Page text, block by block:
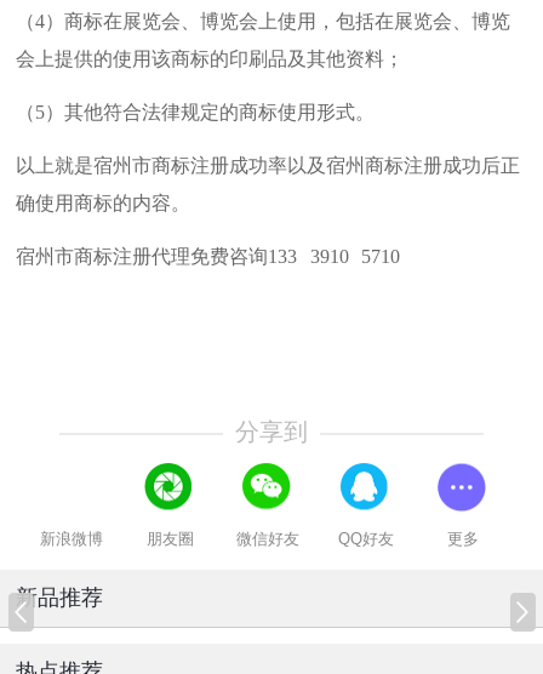
（4）商标在展览会、博览会上使用，包括在展览会、博览
会上提供的使用该商标的印刷品及其他资料；
（5）其他符合法律规定的商标使用形式。
以上就是宿州市商标注册成功率以及宿州商标注册成功后正
确使用商标的内容。
宿州市商标注册代理免费咨询133 3910 5710
分享到
新浪微博 朋友圈 微信好友 QQ好友 更多
新品推荐